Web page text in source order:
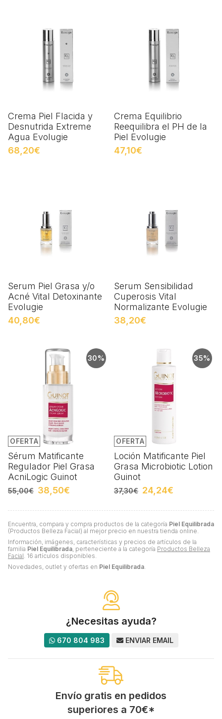
Encuentra, compara y compra productos de la categoría Piel Equilibrada
(Productos Belleza Facial) al mejor precio en nuestra tienda online.
Información, imágenes, características y precios de artículos de la
familia Piel Equilibrada , perteneciente a la categoría Productos Belleza
Facial . 16 artículos disponibles.
Novedades, outlet y ofertas en Piel Equilibrada
Crema Piel Flacida y
Desnutrida Extreme
Agua Evolugie
68,20€
Crema Equilibrio
Reequilibra el PH de la
Piel Evolugie
47,10€
Serum Piel Grasa y/o
Acné Vital Detoxinante
Evolugie
40,80€
Serum Sensibilidad
Cuperosis Vital
Normalizante Evolugie
38,20€
30%
OFERTA
Sérum Matificante
Regulador Piel Grasa
AcniLogic Guinot
55,00€ 38,50€
35%
OFERTA
Loción Matificante Piel
Grasa Microbiotic Lotion
Guinot
37,30€ 24,24€
¿Necesitas ayuda?
670 804 983 ENVIAR EMAIL
Envío gratis en pedidos
superiores a 70€*